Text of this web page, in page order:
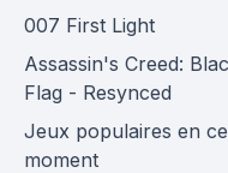
007 First Light
Assassin's Creed:
Flag - Resynced
Jeux populaires en ce
moment